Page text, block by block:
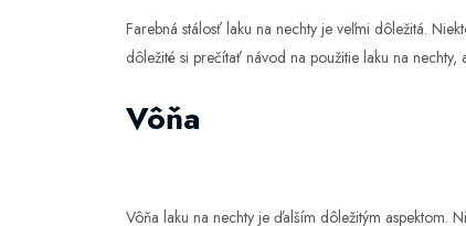
Farebná stálosť laku na nechty je veľmi dôležitá.
dôležité si prečítať návod na použitie laku na nechty,
Vôňa
Vôňa laku na nechty je ďalším dôležitým aspektom.